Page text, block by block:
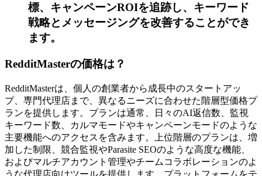
標、キャンペーンROIを追跡し、キーワード
戦略とメッセージングを改善することができ
ます。
RedditMasterの価格は？
RedditMasterは、個人の創業者から成長中のスタートアッ
プ、専門代理店まで、異なるニーズに合わせた階層型価格プ
ランを提供します。プランは通常、日々のAI返信数、監視
キーワード数、カルマモードやキャンペーンモードのような
主要機能へのアクセスを含みます。上位階層のプランは、増
加した制限、競合監視やParasite SEOのような高度な機能、
およびマルチアカウント管理やチームコラボレーションのよ
うな代理店向けツールを提供します。プラットフォームをテ